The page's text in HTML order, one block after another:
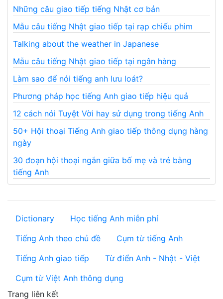
Những câu giao tiếp tiếng Nhật cơ bản
Mẫu câu tiếng Nhật giao tiếp tại rạp chiếu phim
Talking about the weather in Japanese
Mẫu câu tiếng Nhật giao tiếp tại ngân hàng
Làm sao để nói tiếng anh lưu loát?
Phương pháp học tiếng Anh giao tiếp hiệu quả
12 cách nói Tuyệt Vời hay sử dụng trong tiếng Anh
50+ Hội thoại Tiếng Anh giao tiếp thông dụng hàng
ngày
30 đoạn hội thoại ngắn giữa bố mẹ và trẻ bằng
tiếng Anh
Dictionary
Học tiếng Anh miễn phí
Tiếng Anh theo chủ đề
Cụm từ tiếng Anh
Tiếng Anh giao tiếp
Từ điển Anh - Nhật - Việt
Cụm từ Việt Anh thông dụng
Trang liên kết